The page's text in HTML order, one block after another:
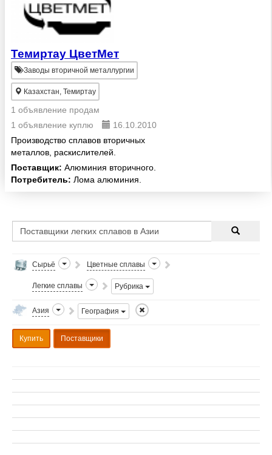
Темиртау ЦветМет
Заводы вторичной металлургии
Казахстан, Темиртау
1 объявление продам
1 объявление куплю
16.10.2010
Производство сплавов вторичных
металлов, раскислителей.
Поставщик: Алюминия вторичного.
Потребитель: Лома алюминия.
Сырьё Цветные сплавы
Легкие сплавы Рубрика
Азия География
Купить Поставщики